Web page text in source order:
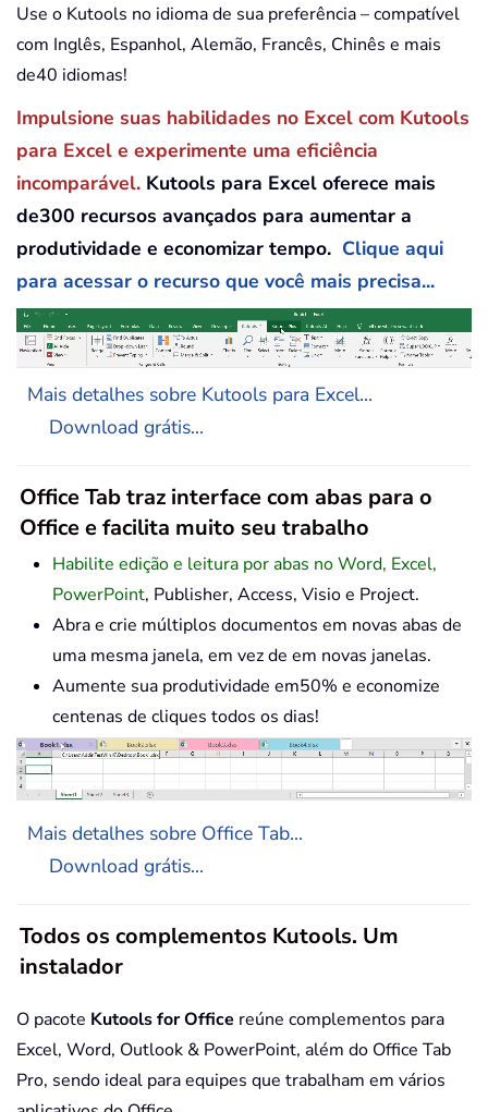
Use o Kutools no idioma de sua preferência – compatível
com Inglês, Espanhol, Alemão, Francês, Chinês e mais
de40 idiomas!
Impulsione suas habilidades no Excel com Kutools
para Excel e experimente uma eficiência
incomparável. Kutools para Excel oferece mais
de300 recursos avançados para aumentar a
produtividade e economizar tempo. Clique aqui
para acessar o recurso que você mais precisa...
Mais detalhes sobre Kutools para Excel...
Download grátis...
Office Tab traz interface com abas para o
Office e facilita muito seu trabalho
Habilite edição e leitura por abas no Word, Excel,
PowerPoint, Publisher, Access, Visio e Project.
Abra e crie múltiplos documentos em novas abas de
uma mesma janela, em vez de em novas janelas.
Aumente sua produtividade em50% e economize
centenas de cliques todos os dias!
Mais detalhes sobre Office Tab...
Download grátis...
Todos os complementos Kutools. Um
instalador
O pacote Kutools for Office reúne complementos para
Excel, Word, Outlook & PowerPoint, além do Office Tab
Pro, sendo ideal para equipes que trabalham em vários